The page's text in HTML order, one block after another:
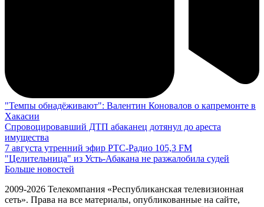
"Темпы обнадёживают": Валентин Коновалов о капремонте в
Хакасии
Спровоцировавший ДТП абаканец дотянул до ареста
имущества
7 августа утренний эфир РТС-Радио 105,3 FM
"Целительница" из Усть-Абакана не разжалобила судей
Больше новостей
2009-2026 Телекомпания «Республиканская телевизионная
сеть». Права на все материалы, опубликованные на сайте,